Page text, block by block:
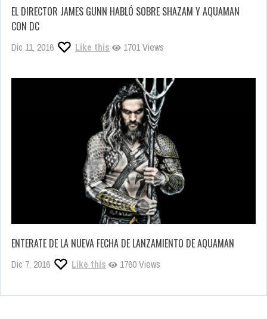
EL DIRECTOR JAMES GUNN HABLÓ SOBRE SHAZAM Y AQUAMAN
CON DC
Dic 11, 2016 Like this 1701 Views
ENTERATE DE LA NUEVA FECHA DE LANZAMIENTO DE AQUAMAN
Dic 7, 2016 Like this 1760 Views